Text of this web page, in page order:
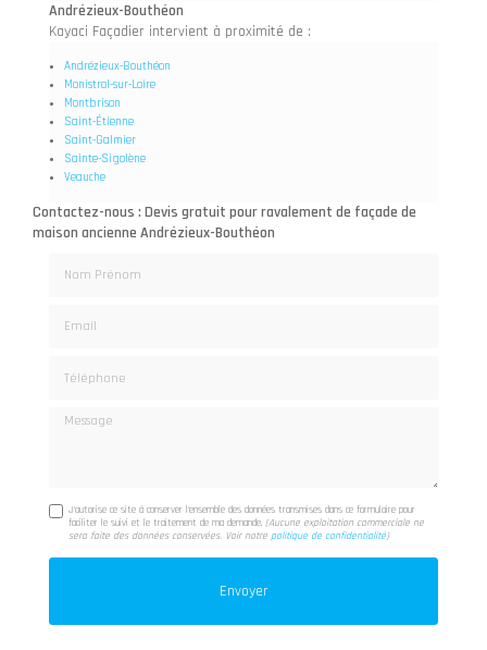
Andrézieux-Bouthéon
Kayaci Façadier intervient à proximité de :
Andrézieux-Bouthéon
Monistrol-sur-Loire
Montbrison
Saint-Étienne
Saint-Galmier
Sainte-Sigolène
Veauche
Contactez-nous : Devis gratuit pour ravalement de façade de
maison ancienne Andrézieux-Bouthéon
Message
J'autorise ce site à conserver l'ensemble des données transmises dans ce formulaire pour
faciliter le suivi et le traitement de ma demande.(Aucune exploitation commerciale ne
sera faite des données conservées. Voir notrepolitique de confidentialité)